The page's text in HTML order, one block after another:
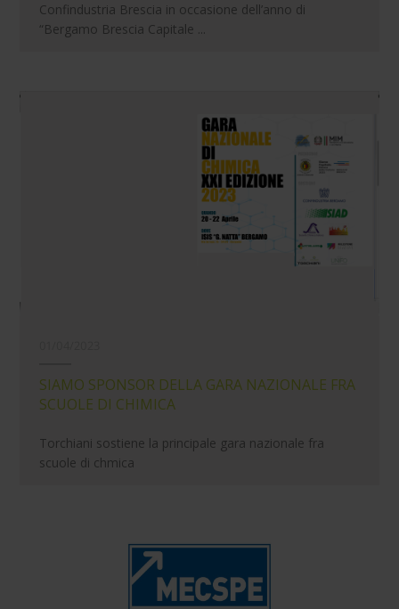
Confindustria Brescia in occasione dell’anno di
“Bergamo Brescia Capitale ...
SIAMO SPONSOR DELLA GARA NAZIONALE FRA
SCUOLE DI CHIMICA
Torchiani sostiene la principale gara nazionale fra
scuole di chmica